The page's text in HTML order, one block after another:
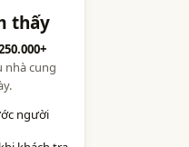
thấy
cung
người